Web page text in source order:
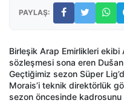
PAYLAŞ:
Birleşik Arap Emirlikleri ekibi
sözleşmesi sona eren
Geçtiğimiz sezon Süper
Morais’i teknik direktörlük
sezon öncesinde